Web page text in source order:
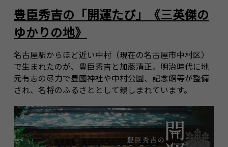
豊臣秀吉の「開運たび」《三英傑の
ゆかりの地》
名古屋駅からほど近い中村（現在の名古屋市中村区）
で生まれたのが、豊臣秀吉と加藤清正。明治時代に地
元有志の尽力で豊國神社や中村公園、記念館等が整備
され、名将のふるさととして親しまれています。